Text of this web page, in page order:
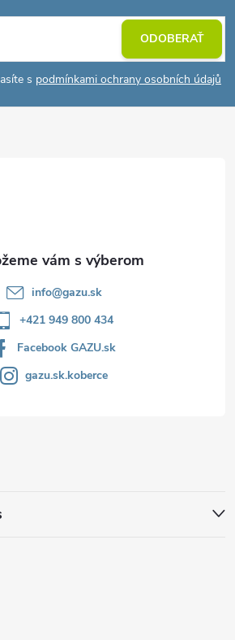
s podmínkami ochrany osobních údajů
ODOBERAŤ
info@gazu.sk
+421 949 800 434
Facebook GAZU.sk
gazu.sk.koberce